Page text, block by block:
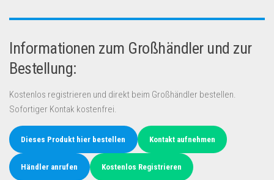
Informationen zum Großhändler und zur
Bestellung:
Kostenlos registrieren und direkt beim Großhändler bestellen.
Sofortiger Kontak kostenfrei.
Dieses Produkt hier bestellen Kontakt aufnehmen
Händler anrufen Kostenlos Registrieren